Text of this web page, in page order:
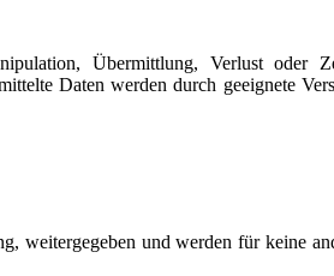
Übermittlung, Verlust oder
Daten werden durch geeignete
weitergegeben und werden für keine